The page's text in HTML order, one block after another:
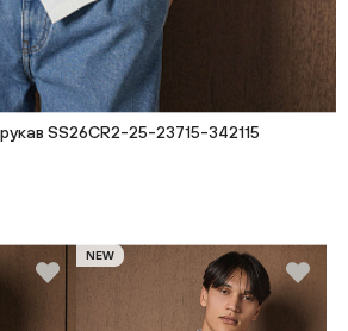
SS26CR2-25-23715-342115
NEW